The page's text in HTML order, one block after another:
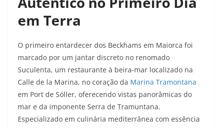
em Terra
O primeiro entardecer dos Beckhams em Maiorca foi
marcado por um jantar discreto no renomado
Suculenta, um restaurante à beira-mar localizado na
Calle de la Marina, no coração da Marina Tramontana
em Port de Sóller, oferecendo vistas panorâmicas do
mar e da imponente Serra de Tramuntana.
Especializado em culinária mediterrânea com essência